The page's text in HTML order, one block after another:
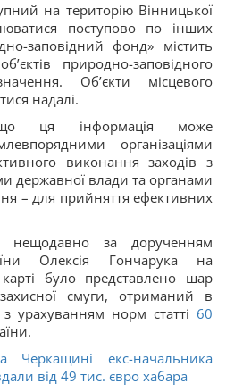
на територію Вінницької
поступово по інших
заповідний фонд» містить
природно-заповідного
Об’єкти місцевого
надалі.
ця інформація може
організаціями
виконання заходів з
державної влади та органами
– для прийняття ефективних
за дорученням
Олексія Гончарука на
карті було представлено шар
смуги, отриманий в
урахуванням норм статті 60
Черкащині екс-начальника
від 49 тис. євро хабара